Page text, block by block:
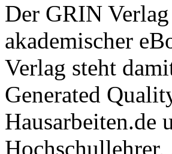
Der GRIN
akademischer
Verlag steht
Generated
Hausarbeiten.de